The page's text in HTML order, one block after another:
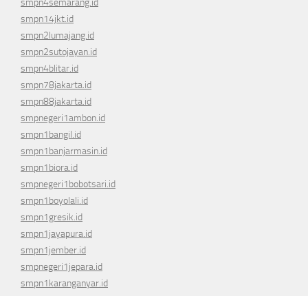
smpn14jkt.id
smpn2lumajang.id
smpn2sutojayan.id
smpn4blitar.id
smpn78jakarta.id
smpn88jakarta.id
smpnegeri1ambon.id
smpn1bangil.id
smpn1banjarmasin.id
smpn1biora.id
smpnegeri1bobotsari.id
smpn1boyolali.id
smpn1gresik.id
smpn1jayapura.id
smpn1jember.id
smpnegeri1jepara.id
smpn1karanganyar.id